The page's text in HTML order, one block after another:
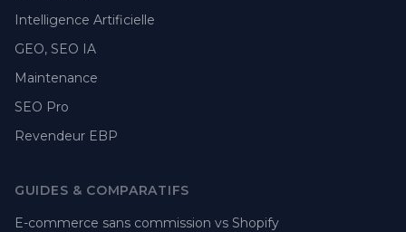
Intelligence Artificielle
GEO, SEO IA
Maintenance
SEO Pro
Revendeur EBP
GUIDES & COMPARATIFS
E-commerce sans commission vs Shopify